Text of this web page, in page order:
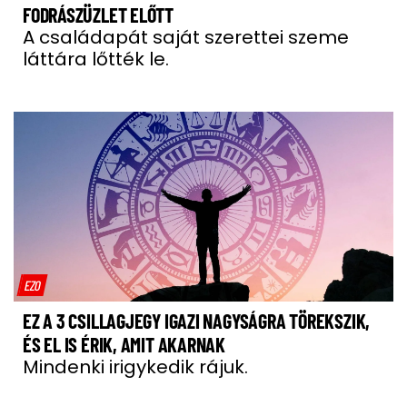
FODRÁSZÜZLET ELŐTT
A családapát saját szerettei szeme
láttára lőtték le.
EZO
EZ A 3 CSILLAGJEGY IGAZI NAGYSÁGRA TÖREKSZIK,
ÉS EL IS ÉRIK, AMIT AKARNAK
Mindenki irigykedik rájuk.